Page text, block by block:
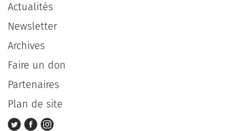
Actualités
Newsletter
Archives
Faire un don
Partenaires
Plan de site